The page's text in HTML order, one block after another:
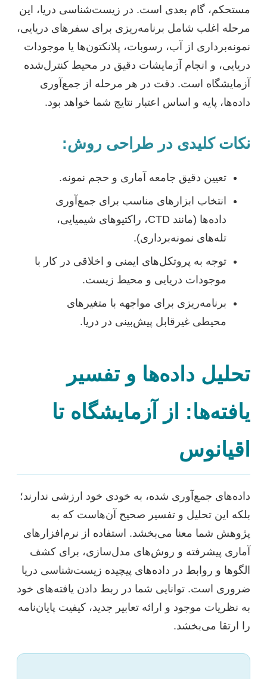
مستحکم، گام بعدی است. در زیست‌شناسی دریا، این
مرحله اغلب شامل برنامه‌ریزی برای سفرهای دریایی،
نمونه‌برداری از آب، رسوبات، پلانکتون‌ها یا موجودات
دریایی، و انجام آزمایشات دقیق در محیط کنترل‌شده
آزمایشگاه است. دقت در هر مرحله از جمع‌آوری
داده‌ها، پایه و اساس اعتبار نتایج شما خواهد بود.
نکات کلیدی در طراحی روش:
تعیین دقیق جامعه آماری و حجم نمونه.
انتخاب ابزارهای مناسب برای جمع‌آوری
داده‌ها (مانند CTD، راکتیوهای شیمیایی،
تله‌های نمونه‌برداری).
توجه به پروتکل‌های ایمنی و اخلاقی در کار با
موجودات دریایی و محیط زیست.
برنامه‌ریزی برای مواجهه با متغیرهای
محیطی غیرقابل پیش‌بینی در دریا.
تحلیل داده‌ها و تفسیر
یافته‌ها: از آزمایشگاه تا
اقیانوس
داده‌های جمع‌آوری شده، به خودی خود ارزشی ندارند؛
بلکه این تحلیل و تفسیر صحیح آن‌هاست که به
پژوهش شما معنا می‌بخشد. استفاده از نرم‌افزارهای
آماری پیشرفته و روش‌های مدل‌سازی، برای کشف
الگوها و روابط در داده‌های پیچیده زیست‌شناسی دریا
ضروری است. توانایی شما در ربط دادن یافته‌های خود
به نظریات موجود و ارائه تعابیر جدید، کیفیت پایان‌نامه
را ارتقا می‌بخشد.